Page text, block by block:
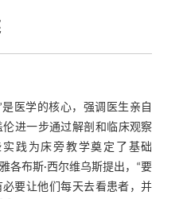
医学的核心，强调医生亲自
伦进一步通过解剖和临床观察
践为床旁教学奠定了基础
各布斯·西尔维乌斯提出，“要
要让他们每天去看患者，并